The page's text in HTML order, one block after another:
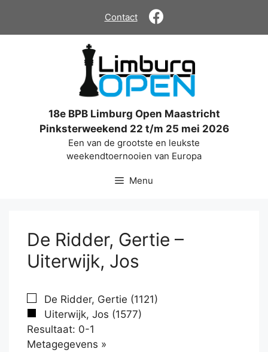
de
Contact
18e BPB Limburg Open Maastricht
Pinksterweekend 22 t/m 25 mei 2026
Een van de grootste en leukste
weekendtoernooien van Europa
Menu
De Ridder, Gertie –
Uiterwijk, Jos
De Ridder, Gertie (1121)
Uiterwijk, Jos (1577)
Resultaat: 0-1
Metagegevens »